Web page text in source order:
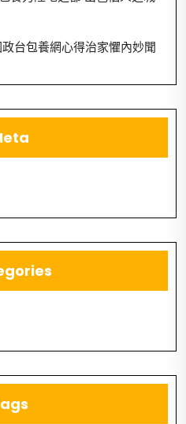
台包養網心得治家懼內妙聞